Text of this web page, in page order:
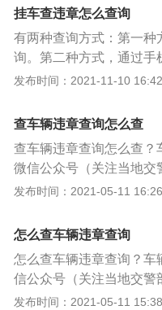
是指通过网络或者查询终
章查询有交通支大队终端
手机软件查询等五种方式
询终端查询。2、登陆各
查询，输入车牌号和车辆
机上安装车轮查违章等手
可查询汽车违章信息。
挂车查违章怎么查询
有两种查询方式：第一种
询。第二种方式，通过手
违法行为，都能够有效的
查询车辆存在违章违法行
理而影响到车辆的正常
驶。
发布时间：2021-11-10
查车辆违章查询怎么查
查车辆违章查询怎么查？
微信公众号（关注当地交
询。车辆违章需要及时处
申请行政复议；2、如果
领取一份违章处理通知
违章罚款的缴纳；3、违
为仍然在，则需要拿着回
发布时间：2021-05-11
怎么查车辆违章查询
怎么查车辆违章查询？车
信公众号（关注当地交警
车辆违章需要及时处理，
发布时间：2021-05-11